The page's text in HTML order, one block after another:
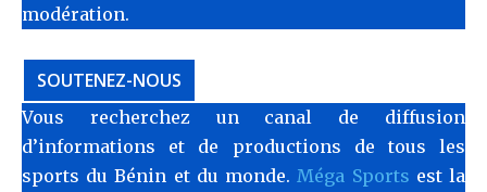
modération.
SOUTENEZ-NOUS
Vous recherchez un canal de diffusion
d’informations et de productions de tous les
sports du Bénin et du monde. Méga Sports est la